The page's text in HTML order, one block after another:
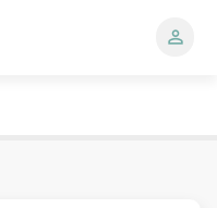
person_outline